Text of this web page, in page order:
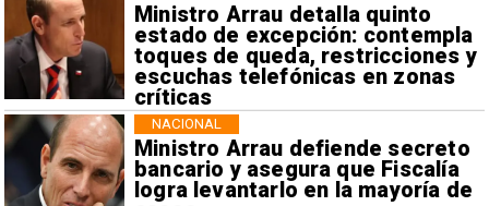
Ministro Arrau detalla quinto
estado de excepción: contempla
toques de queda, restricciones y
escuchas telefónicas en zonas
críticas
Ministro Arrau defiende secreto
bancario y asegura que Fiscalía
logra levantarlo en la mayoría de
NACIONAL